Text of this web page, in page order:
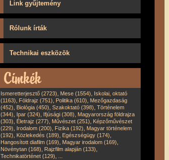
Link gyűjtemény
Rólunk írták
Technikai eszközök
Ismeretterjesztő (2723), Mese (1554), Iskolai, oktató
(1163), Földrajz (751), Politika (610), Mezőgazdaság
(452), Biológia (450), Szakoktató (398), Történelem
(344), Ipar (324), Ifjúsági (308), Magyarország földrajza
(303), Életrajz (277), Művészet (251), Képzőművészet
(229), Irodalom (200), Fizika (192), Magyar történelem
(192), Közlekedés (189), Egészségügy (174),
Hangosított diafilm (169), Magyar irodalom (169),
Növénytan (168), Rajzfilm alapján (133),
Technikatörténet (129),